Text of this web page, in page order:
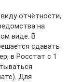
отчётности,
на
виде. В
сдавать
в Росстат с 1
Для